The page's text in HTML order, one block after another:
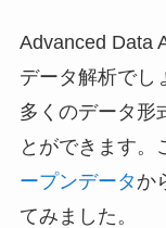
Advanced Data
データ解析でし
多くのデータ形
とができます。
ープンデータ か
てみました。